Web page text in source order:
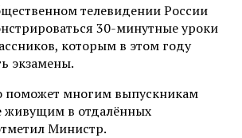
телевидении России
30-минутные уроки
которым в этом году
экзамены.
поможет многим выпускникам
живущим в отдалённых
Министр.